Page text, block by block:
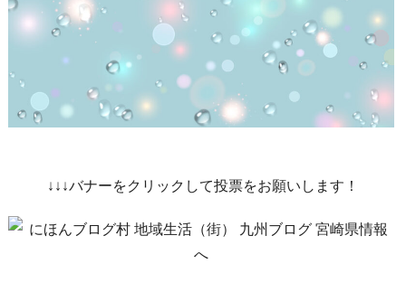
↓↓↓バナーをクリックして投票をお願いします！